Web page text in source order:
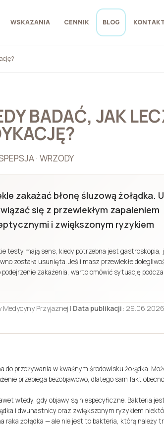
WSKAZANIA CENNIK BLOG KONTAKT
BADAĆ, JAK
· WRZODY
zakażać błonę śluzową żołądka.
się z przewlekłym zapaleniem
i zwiększonym ryzykiem
testy mają sens, kiedy potrzebna jest gastroskopia,
została usunięta. Jeśli masz przewlekłe
zakażenia, warto omówić sytuację
Medycyny Przyjaznej | Data publikacji:
przeżywania w kwaśnym środowisku żołądka.
przebiega bezobjawowo, dlatego sam fakt
wtedy, gdy objawy są niespecyficzne. Bakteria
i dwunastnicy oraz zwiększonym ryzykiem
raka żołądka — ale nie jest to bakteria, którą należy